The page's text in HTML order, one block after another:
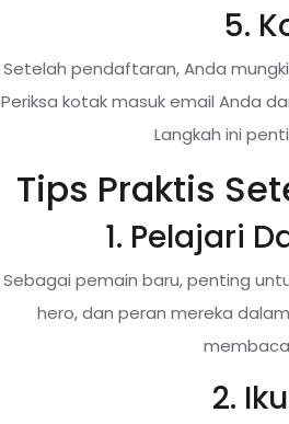
5.
Setelah pendaftaran, Anda
Periksa kotak masuk email Anda
Langkah ini
Tips Praktis
1. Pelajari
Sebagai pemain baru, penting
hero, dan peran mereka
2.